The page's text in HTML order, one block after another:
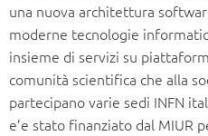
una nuova architettura
moderne tecnologie
insieme di servizi su
comunità scientifica che alla
partecipano varie sedi INFN
e’e stato finanziato dal MIUR